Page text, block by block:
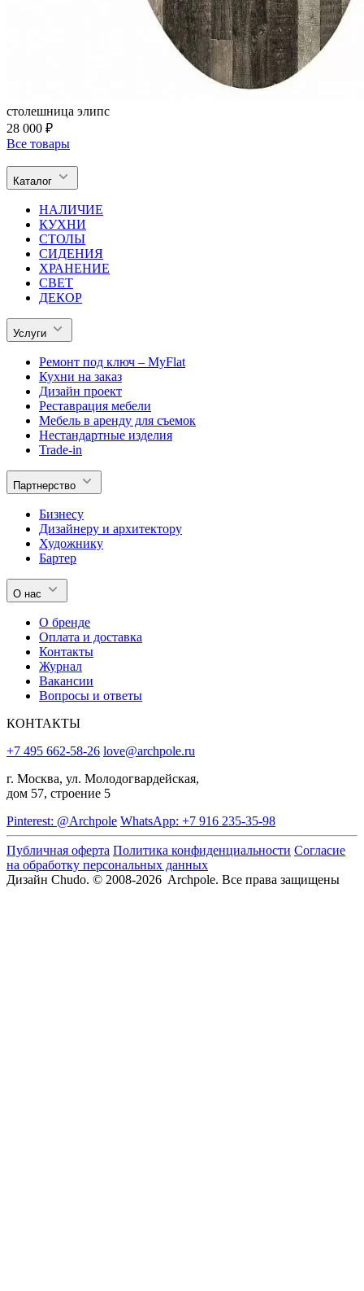
столешница элипс
28 000 ₽
Все товары
Каталог
НАЛИЧИЕ
КУХНИ
СТОЛЫ
СИДЕНИЯ
ХРАНЕНИЕ
СВЕТ
ДЕКОР
Услуги
Ремонт под ключ – MyFlat
Кухни на заказ
Дизайн проект
Реставрация мебели
Мебель в аренду для съемок
Нестандартные изделия
Trade-in
Партнерство
Бизнесу
Дизайнеру и архитектору
Художнику
Бартер
О нас
О бренде
Оплата и доставка
Контакты
Журнал
Вакансии
Вопросы и ответы
КОНТАКТЫ
+7 495 662-58-26 love@archpole.ru
г. Москва, ул. Молодогвардейская,
дом 57, строение 5
Pinterest: @Archpole WhatsApp: +7 916 235-35-98
Публичная оферта Политика конфиденциальности Согласие
на обработку персональных данных
Дизайн Chudo. © 2008-2026 Archpole. Все права защищены